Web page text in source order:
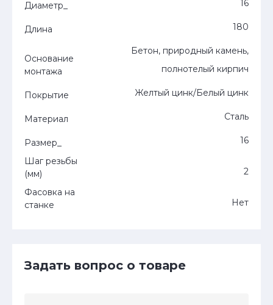
Диаметр_ 16
Длина 180
Основание
монтажа
Бетон, природный камень,
полнотелый кирпич
Покрытие Желтый цинк/Белый цинк
Материал Сталь
Размер_
16
Шаг резьбы
(мм)
2
Фасовка на
станке
Нет
Задать вопрос о товаре